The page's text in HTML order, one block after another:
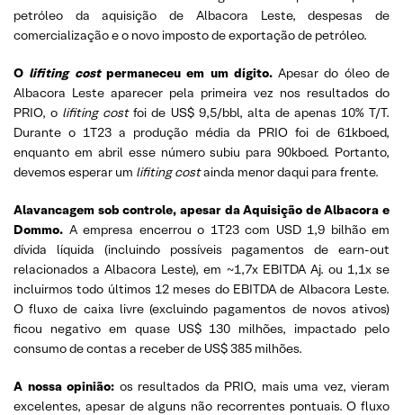
petróleo da aquisição de Albacora Leste, despesas de
comercialização e o novo imposto de exportação de petróleo.
O lifiting costpermaneceu em um dígito.Apesar do óleo de
Albacora Leste aparecer pela primeira vez nos resultados do
PRIO, o lifiting costfoi de US$ 9,5/bbl, alta de apenas 10% T/T.
Durante o 1T23 a produção média da PRIO foi de 61kboed,
enquanto em abril esse número subiu para 90kboed. Portanto,
devemos esperar um lifiting costainda menor daqui para frente.
Alavancagem sob controle, apesar da Aquisição de Albacora e
Dommo. A empresa encerrou o 1T23 com USD 1,9 bilhão em
dívida líquida (incluindo possíveis pagamentos de earn-out
relacionados a Albacora Leste), em ~1,7x EBITDA Aj. ou 1,1x se
incluirmos todo últimos 12 meses do EBITDA de Albacora Leste.
O fluxo de caixa livre (excluindo pagamentos de novos ativos)
ficou negativo em quase US$ 130 milhões, impactado pelo
consumo de contas a receber de US$ 385 milhões.
A nossa opinião: os resultados da PRIO, mais uma vez, vieram
excelentes, apesar de alguns não recorrentes pontuais. O fluxo